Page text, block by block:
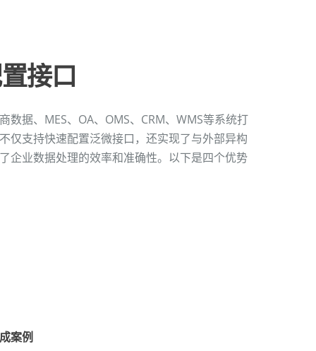
接口
数据、MES、OA、OMS、CRM、WMS等系统打
仅支持快速配置泛微接口，还实现了与外部异构
企业数据处理的效率和准确性。以下是四个优势
案例